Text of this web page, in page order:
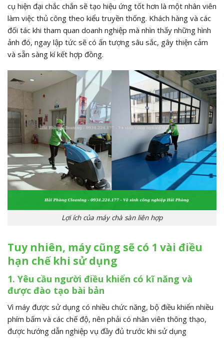
cụ hiện đại chắc chắn sẽ tạo hiệu ứng tốt hơn là một nhân viên
làm việc thủ công theo kiểu truyền thống. Khách hàng và các
đối tác khi tham quan doanh nghiệp mà nhìn thấy những hình
ảnh đó, ngay lập tức sẽ có ấn tượng sâu sắc, gây thiện cảm
và sẵn sàng kí kết hợp đồng.
Lợi ích của máy chà sàn liên hợp
Tuy nhiên, máy cũng sẽ có 1 vài điều
hạn chế khi sử dụng
1. Yêu cầu người điều khiển có kĩ năng và
được đào tạo bài bản
Vì máy được sử dụng có nhiều chức năng, bộ điều khiển nhiều
phím bấm và các chế độ, nên phải có nhân viên thông thạo,
được hướng dẫn nghiệp vụ đầy đủ trước khi sử dụng